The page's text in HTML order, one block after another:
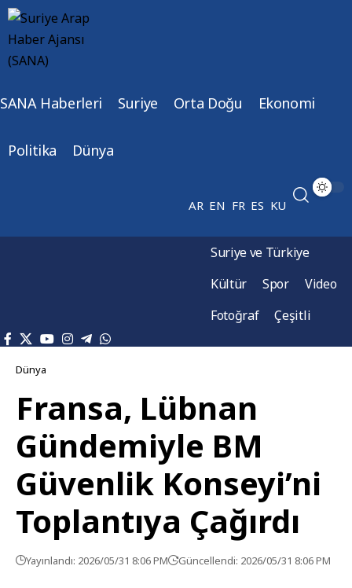
SANA Haberleri Suriye Orta Doğu Ekonomi
Politika Dünya
AR EN FR ES KU
Suriye ve Türkiye
Kültür
Spor
Video
Fotoğraf
Çeşitli
Dünya
Fransa, Lübnan
Gündemiyle BM
Güvenlik Konseyi’ni
Toplantıya Çağırdı
Yayınlandı: 2026/05/31 8:06 PM Güncellendi: 2026/05/31 8:06 PM